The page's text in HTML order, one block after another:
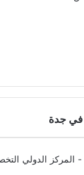
في جدة
- المركز الدولي